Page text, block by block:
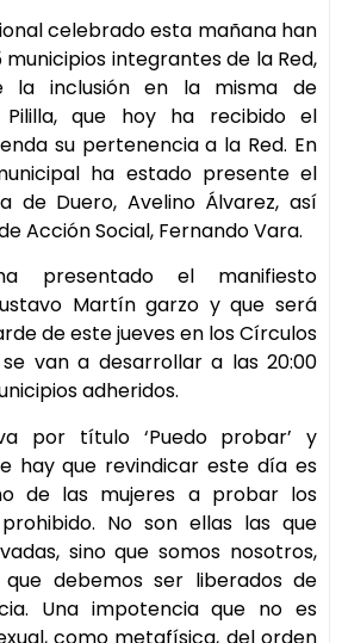
celebrado esta mañana han
integrantes de la Red,
la inclusión en la misma de
Pililla, que hoy ha recibido el
su pertenencia a la Red. En
ha estado presente el
de Duero, Avelino Álvarez, así
Acción Social, Fernando Vara.
presentado el manifiesto
Martín garzo y que será
de este jueves en los Círculos
van a desarrollar a las 20:00
adheridos.
por título ‘Puedo probar’ y
hay que revindicar este día es
de las mujeres a probar los
No son ellas las que
sino que somos nosotros,
debemos ser liberados de
Una impotencia que no es
como metafísica, del orden